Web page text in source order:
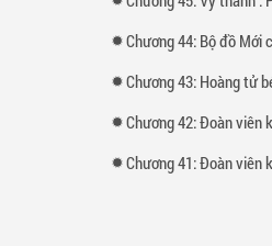
Chương 44: Bộ đồ Mới
Chương 43: Hoàng tử
Chương 42: Đoàn viên
Chương 41: Đoàn viên